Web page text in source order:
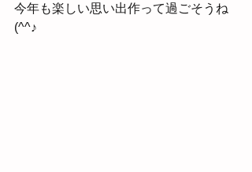
今年も楽しい思い出作って過ごそうね
(^^♪